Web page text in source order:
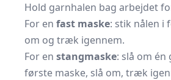
Hold garnhalen bag arbejdet
For en fast maske: stik nålen i
om og træk igennem.
For en stangmaske: slå om én
første maske, slå om, træk